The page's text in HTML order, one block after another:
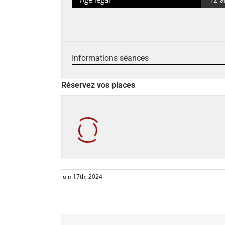
Informations séances
Réservez vos places
juin 17th, 2024